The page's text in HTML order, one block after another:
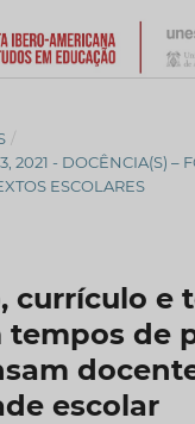
/
2021 - DOCÊNCIA(S) –
ESCOLARES
currículo e
tempos de
escolar